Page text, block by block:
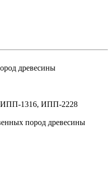
древесины
ИПП-1316, ИПП-2228
пород древесины